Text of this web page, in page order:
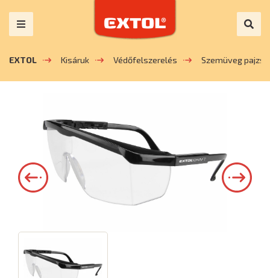
EXTOL Kisáruk Védőfelszerelés Szemüveg pajzs